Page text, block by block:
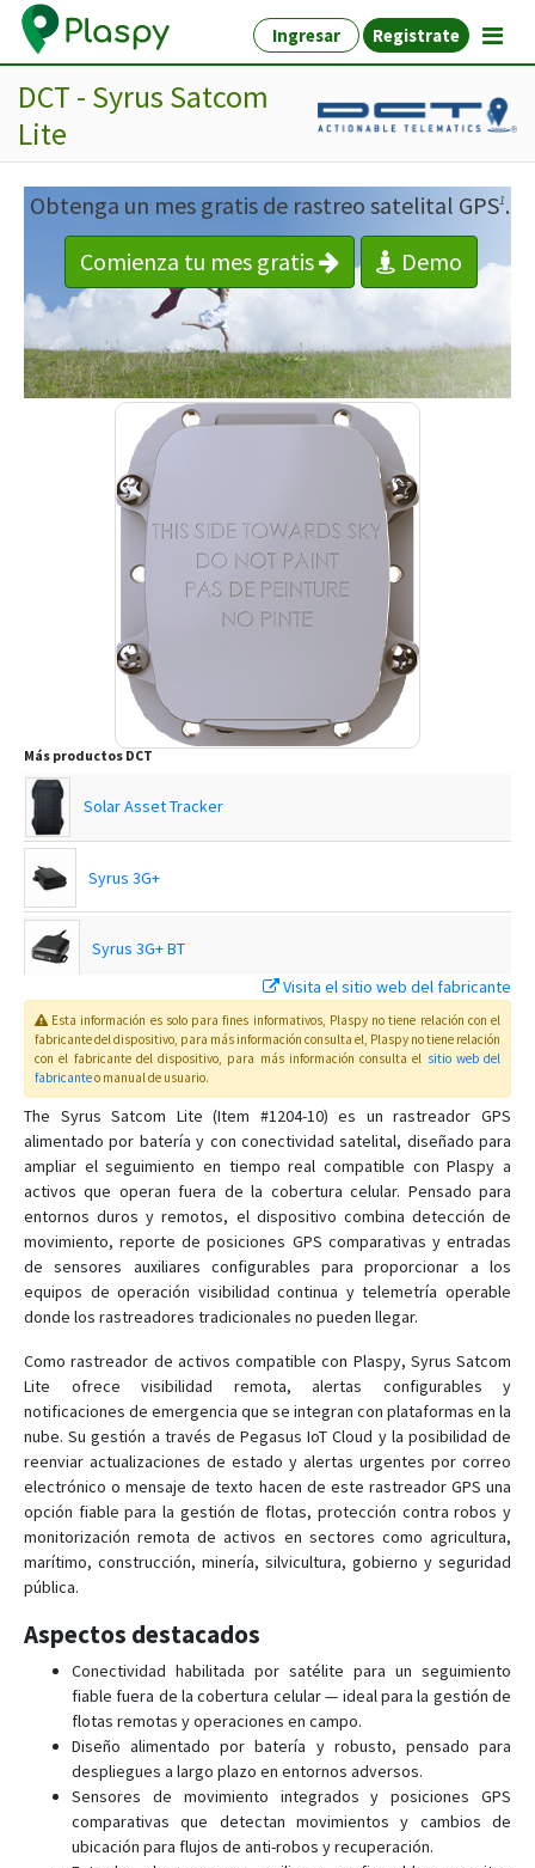
Ingresar Registrate
DCT - Syrus Satcom
Lite
Obtenga un mes gratis de rastreo satelital GPS1.
Comienza tu mes gratis
Demo
Más productos DCT
Solar Asset Tracker
Syrus 3G+
Syrus 3G+ BT
Syrus 4G Lite
Syrus Asset Tracker
Syrus GPS
Syrus Lynx 4G
SYRUS OBDII-CAT1
Titan Tracker
Visita el sitio web del fabricante
Esta información es solo para fines informativos, Plaspy no tiene relación con el
fabricante del dispositivo, para más información consulta el, Plaspy no tiene relación
con el fabricante del dispositivo, para más información consulta el sitio web del
fabricanteo manual de usuario.
The Syrus Satcom Lite (Item #1204-10) es un rastreador GPS
alimentado por batería y con conectividad satelital, diseñado para
ampliar el seguimiento en tiempo real compatible con Plaspy a
activos que operan fuera de la cobertura celular. Pensado para
entornos duros y remotos, el dispositivo combina detección de
movimiento, reporte de posiciones GPS comparativas y entradas
de sensores auxiliares configurables para proporcionar a los
equipos de operación visibilidad continua y telemetría operable
donde los rastreadores tradicionales no pueden llegar.
Como rastreador de activos compatible con Plaspy, Syrus Satcom
Lite ofrece visibilidad remota, alertas configurables y
notificaciones de emergencia que se integran con plataformas en la
nube. Su gestión a través de Pegasus IoT Cloud y la posibilidad de
reenviar actualizaciones de estado y alertas urgentes por correo
electrónico o mensaje de texto hacen de este rastreador GPS una
opción fiable para la gestión de flotas, protección contra robos y
monitorización remota de activos en sectores como agricultura,
marítimo, construcción, minería, silvicultura, gobierno y seguridad
pública.
Aspectos destacados
Conectividad habilitada por satélite para un seguimiento
fiable fuera de la cobertura celular — ideal para la gestión de
flotas remotas y operaciones en campo.
Diseño alimentado por batería y robusto, pensado para
despliegues a largo plazo en entornos adversos.
Sensores de movimiento integrados y posiciones GPS
comparativas que detectan movimientos y cambios de
ubicación para flujos de anti-robos y recuperación.